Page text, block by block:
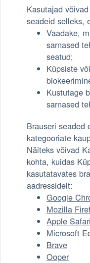
Kasutajad
seadeid selleks,
Vaadake,
sarnased
seatud;
Küpsiste
Kustutage
sarnased
Brauseri seaded
kategooriate
Näiteks võivad
kohta, kuidas
kasutatavates
aadressidelt:
Google
Mozilla
Apple Safari
Microsoft
Brave
Ooper